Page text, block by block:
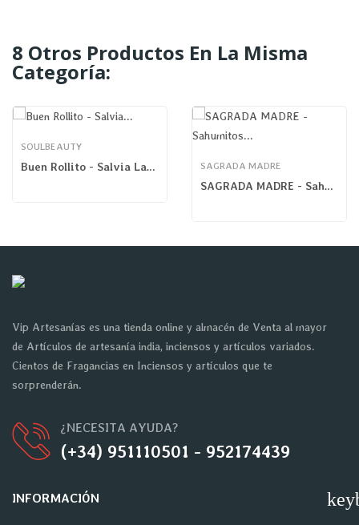
8 Otros Productos En La Misma
Categoría:
SOULBEAUTY
Buen Rollito - Salvia Lavanda Palo Santo SAGRADA MADRE
SAGRADA MADRE - Sahumitos Canela Anis
Vip Artesanías es una tienda online y almacén de Venta al mayor
de Artículos de artesanía india, inciensos y artículos variados.
Cientos de Fragancias en Inciensos y artículos que te
sorprenderán.
¿NECESITA AYUDA?
(+34) 951110501 - 952174439
INFORMACIÓN